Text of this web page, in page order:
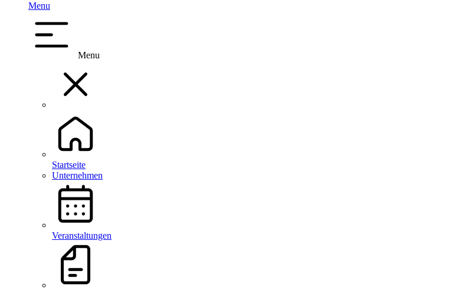
Menu
Menu
Startseite
Unternehmen
Veranstaltungen